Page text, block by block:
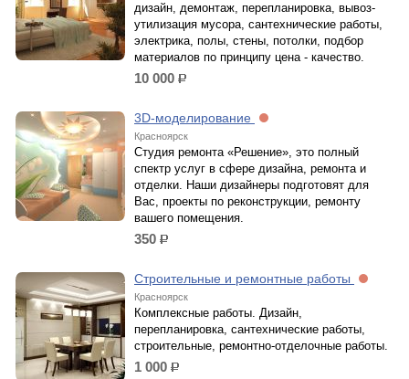
дизайн, демонтаж, перепланировка, вывоз-
утилизация мусора, сантехнические работы,
электрика, полы, стены, потолки, подбор
материалов по принципу цена - качество.
10 000 р.
3D-моделирование
Красноярск
Студия ремонта «Решение», это полный
спектр услуг в сфере дизайна, ремонта и
отделки. Наши дизайнеры подготовят для
Вас, проекты по реконструкции, ремонту
вашего помещения.
350 р.
Строительные и ремонтные работы
Красноярск
Комплексные работы. Дизайн,
перепланировка, сантехнические работы,
строительные, ремонтно-отделочные работы.
1 000 р.